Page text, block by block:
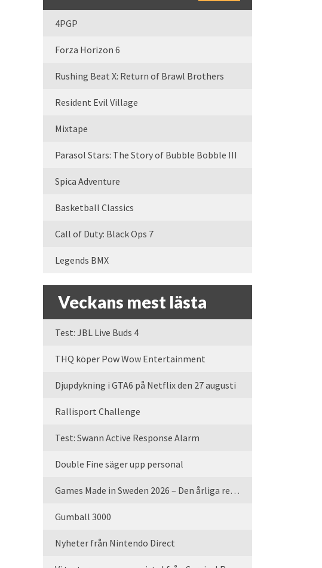
4PGP
Forza Horizon 6
Rushing Beat X: Return of Brawl Brothers
Resident Evil Village
Mixtape
Parasol Stars: The Story of Bubble Bobble III
Spica Adventure
Basketball Classics
Call of Duty: Black Ops 7
Legends BMX
Veckans mest lästa
Test: JBL Live Buds 4
THQ köper Pow Wow Entertainment
Djupdykning i GTA6 på Netflix den 27 augusti
Rallisport Challenge
Test: Swann Active Response Alarm
Double Fine säger upp personal
Games Made in Sweden 2026 – Den årliga rean är tillbaka
Gumball 3000
Nyheter från Nintendo Direct